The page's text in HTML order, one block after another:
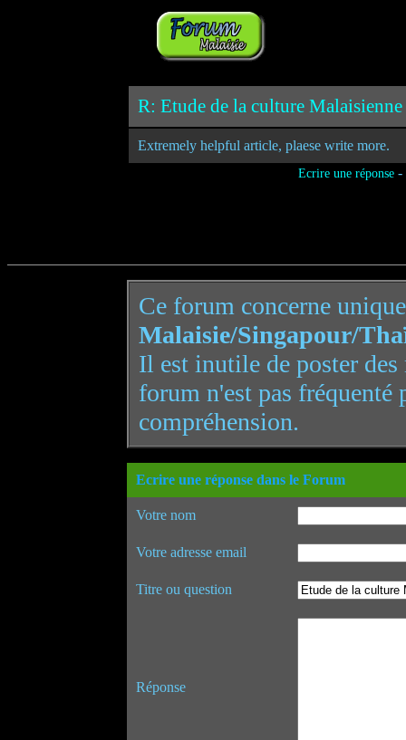
R: Etude de la culture
Extremely helpful article, plaese write more.
Ecrire une réponse-
Ce forum concerne
Malaisie/Singapour/
Il est inutile de poster
forum n'est pas
compréhension.
Ecrire une réponse dans le Forum
Votre nom
Votre adresse email
Titre ou question
Réponse